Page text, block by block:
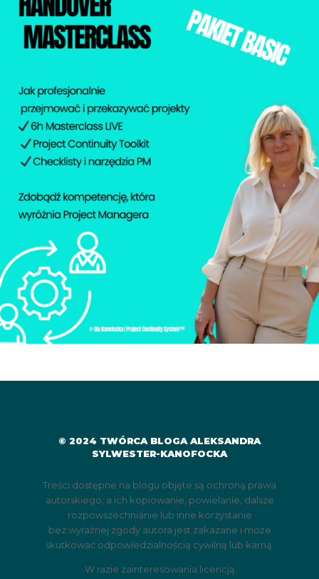
970.00
© 2024 TWÓRCA BLOGA ALEKSANDRA
SYLWESTER-KANOFOCKA
Treści dostępne na blogu objęte są ochroną prawa
autorskiego, a ich kopiowanie, powielanie, dalsze
rozpowszechnianie lub inne korzystanie
bez wyraźnej zgody autora jest zakazane i może
skutkować odpowiedzialnością cywilną lub karną.
W razie zainteresowania licencją